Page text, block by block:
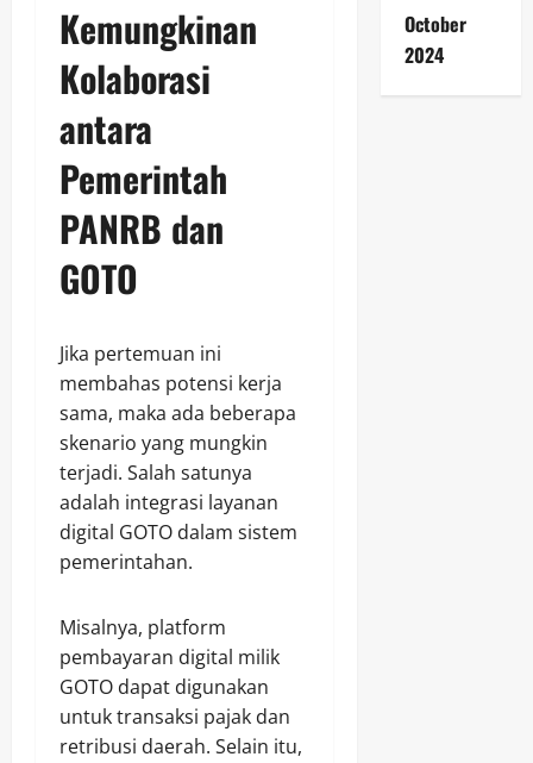
Kemungkinan
Kolaborasi
antara
Pemerintah
PANRB dan
GOTO
Jika pertemuan ini
membahas potensi kerja
sama, maka ada beberapa
skenario yang mungkin
terjadi. Salah satunya
adalah integrasi layanan
digital GOTO dalam sistem
pemerintahan.
Misalnya, platform
pembayaran digital milik
GOTO dapat digunakan
untuk transaksi pajak dan
retribusi daerah. Selain itu,
October
2024